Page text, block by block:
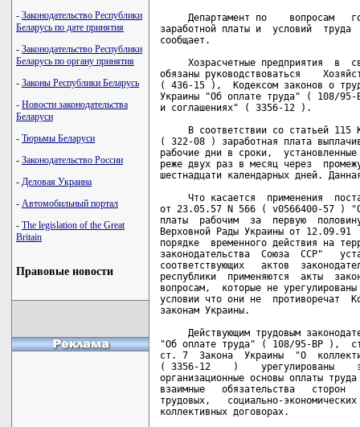
- Законодательство Республики
Беларусь по дате принятия
- Законодательство Республики
Беларусь по органу принятия
- Законы Республики Беларусь
- Новости законодательства
Беларуси
- Тюрьмы Беларуси
- Законодательство России
- Деловая Украина
- Автомобильный портал
- The legislation of the Great
Britain
Правовые новости
Департамент по    вопросам
заработной платы и  условий
сообщает.
Хозрасчетные предприятия  в
обязаны руководствоваться
( 436-15 ),  Кодексом законов о
Украины "Об оплате труда" ( 108/
и соглашениях" ( 3356-12 ).
В соответствии со статьей 115
( 322-08 ) заработная плата
рабочие дни в сроки,
реже двух раз в месяц через
шестнадцати календарных дней.
Что касается  применения
от 23.05.57 N 566 ( v0566400-57 )
платы  рабочим  за  первую
Верховной Рады Украины от
порядке  временного действия на
законодательства  Союза  ССР"
соответствующих   актов
республики  применяются  акты
вопросам,  которые не
условии что они не  противоречат
законам Украины.
Действующим трудовым
"Об оплате труда" ( 108/95-ВР ),
ст. 7  Закона  Украины  "О
( 3356-12    )    урегулированы
организационные основы оплаты
взаимные   обязательства   сторон
трудовых,   социально-
коллективных договорах.